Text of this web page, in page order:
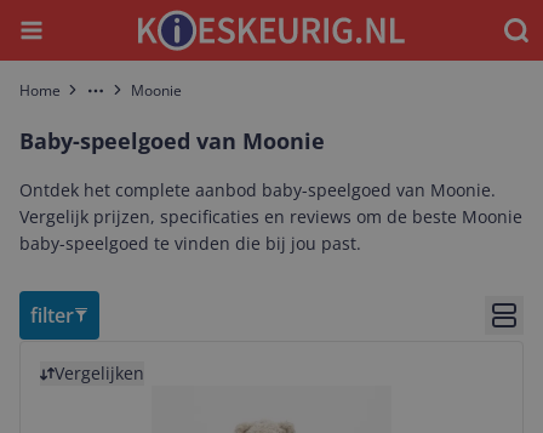
Menu
Home More Moonie
Baby-speelgoed van Moonie
Ontdek het complete aanbod baby-speelgoed van Moonie.
Vergelijk prijzen, specificaties en reviews om de beste Moonie
baby-speelgoed te vinden die bij jou past.
filter
Vergelijken